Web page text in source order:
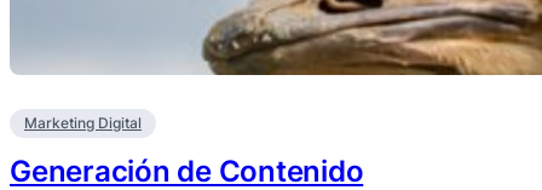
Marketing Digital
Generación de Contenido